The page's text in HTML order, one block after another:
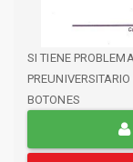
SI TIENE
BOTONES